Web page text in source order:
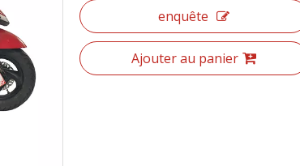
enquête
Ajouter au panier